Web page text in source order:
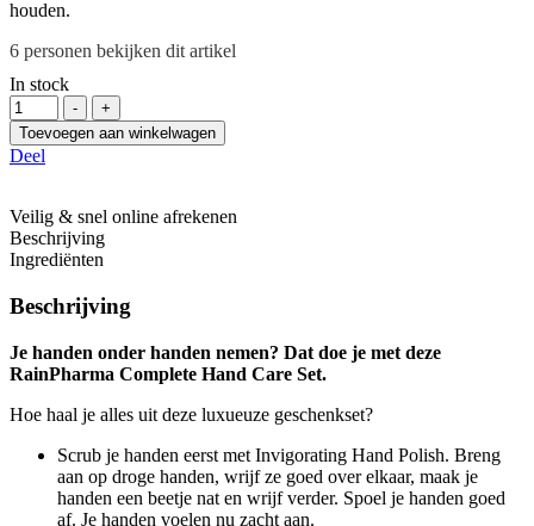
houden.
6 personen bekijken dit artikel
In stock
Hoeveelheid
-
+
Toevoegen aan winkelwagen
Deel
Veilig & snel online afrekenen
Beschrijving
Ingrediënten
Beschrijving
Je handen onder handen nemen? Dat doe je met deze
RainPharma Complete Hand Care Set.
Hoe haal je alles uit deze luxueuze geschenkset?
Scrub je handen eerst met Invigorating Hand Polish. Breng
aan op droge handen, wrijf ze goed over elkaar, maak je
handen een beetje nat en wrijf verder. Spoel je handen goed
af. Je handen voelen nu zacht aan.